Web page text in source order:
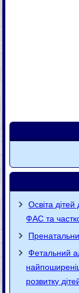
Освіта дітей
ФАС та
Фетальний
розвитку